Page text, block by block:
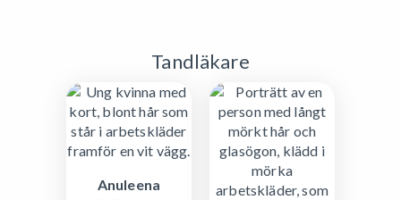
Tandläkare
Anuleena